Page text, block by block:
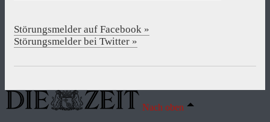
Störungsmelder auf Facebook »
Störungsmelder bei Twitter »
Nach oben